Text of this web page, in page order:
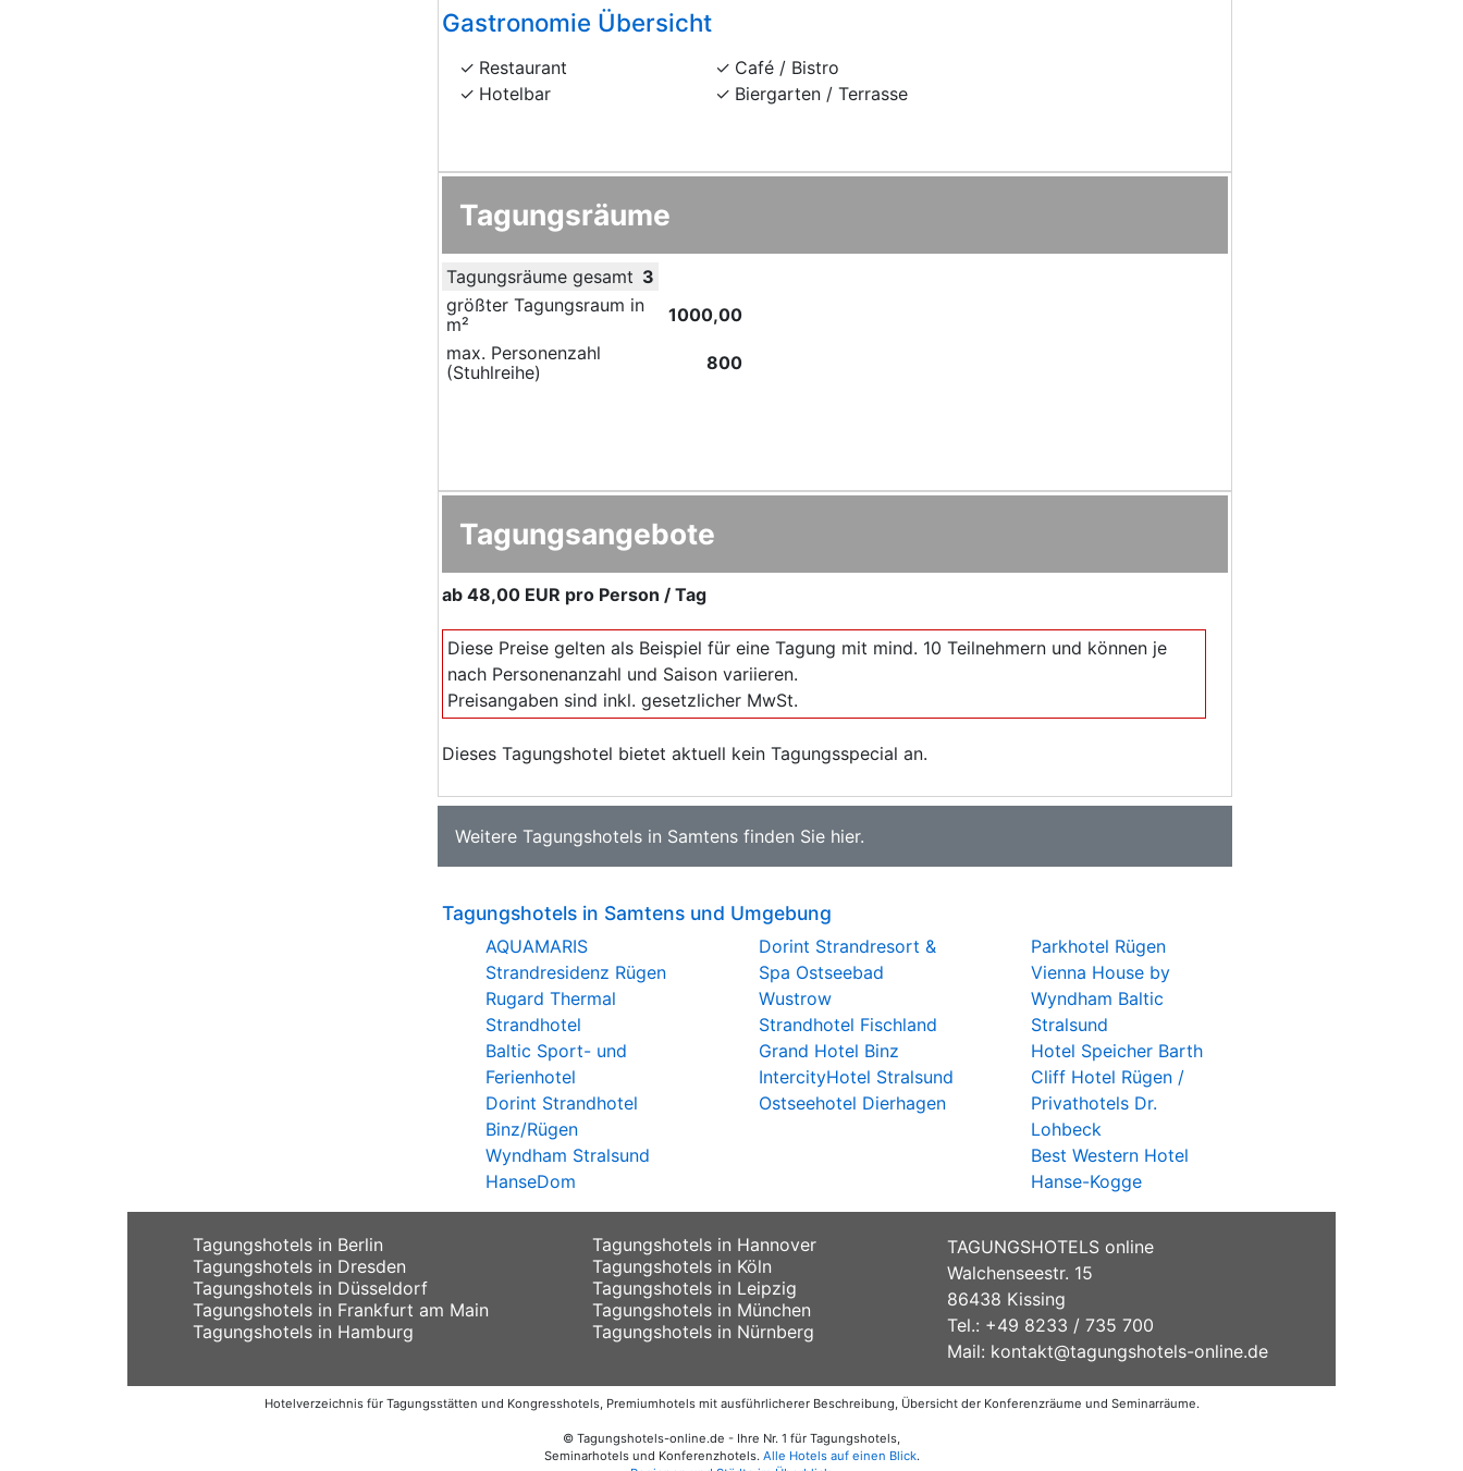
Gastronomie Übersicht
Restaurant
Hotelbar
Café / Bistro
Biergarten / Terrasse
Tagungsräume
Tagungsräume gesamt 3
größter Tagungsraum in
m²
1000,00
max. Personenzahl
(Stuhlreihe)
800
Tagungsangebote
ab 48,00 EUR pro Person / Tag
Diese Preise gelten als Beispiel für eine Tagung mit mind. 10 Teilnehmern und können je
nach Personenanzahl und Saison variieren.
Preisangaben sind inkl. gesetzlicher MwSt.
Dieses Tagungshotel bietet aktuell kein Tagungsspecial an.
Weitere Tagungshotels in Samtens finden Sie hier.
Tagungshotels in Samtens und Umgebung
AQUAMARIS
Strandresidenz Rügen
Rugard Thermal
Strandhotel
Baltic Sport- und
Ferienhotel
Dorint Strandhotel
Binz/Rügen
Wyndham Stralsund
HanseDom
Dorint Strandresort &
Spa Ostseebad
Wustrow
Strandhotel Fischland
Grand Hotel Binz
IntercityHotel Stralsund
Ostseehotel Dierhagen
Parkhotel Rügen
Vienna House by
Wyndham Baltic
Stralsund
Hotel Speicher Barth
Cliff Hotel Rügen /
Privathotels Dr.
Lohbeck
Best Western Hotel
Hanse-Kogge
Tagungshotels in Berlin
Tagungshotels in Dresden
Tagungshotels in Düsseldorf
Tagungshotels in Frankfurt am Main
Tagungshotels in Hamburg
Tagungshotels in Hannover
Tagungshotels in Köln
Tagungshotels in Leipzig
Tagungshotels in München
Tagungshotels in Nürnberg
TAGUNGSHOTELS online
Walchenseestr. 15
86438 Kissing
Tel.: +49 8233 / 735 700
Mail: kontakt@tagungshotels-online.de
Hotelverzeichnis für Tagungsstätten und Kongresshotels, Premiumhotels mit ausführlicherer Beschreibung, Übersicht der Konferenzräume und Seminarräume.
© Tagungshotels-online.de - Ihre Nr. 1 für Tagungshotels,
Seminarhotels und Konferenzhotels. Alle Hotels auf einen Blick.